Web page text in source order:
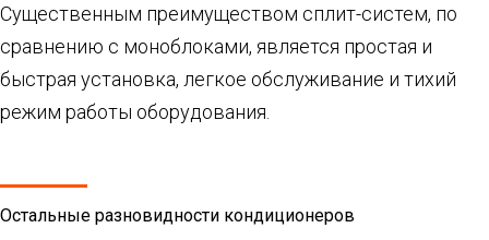
Существенным преимуществом сплит-систем, по
сравнению с моноблоками, является простая и
быстрая установка, легкое обслуживание и тихий
режим работы оборудования.
Остальные разновидности кондиционеров